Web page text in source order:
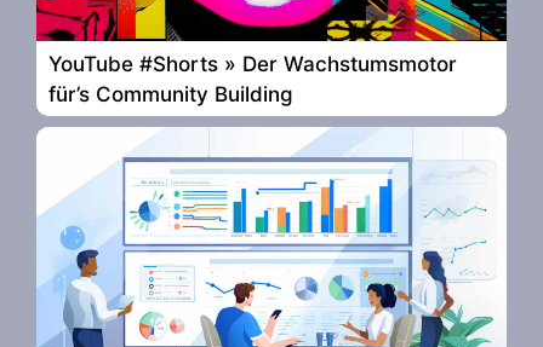
YouTube #Shorts » Der Wachstumsmotor
für’s Community Building